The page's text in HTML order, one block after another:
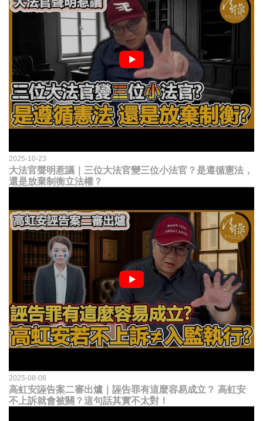
2025-10-23
大法官聲明惹議｜三位大法官變三位小法官？是遵循憲法，
還是放棄制衡立法權？
2025-08-08
高虹安誣告案二審出爐｜誣告罪有這麼容易成立？ 高虹安
不上訴就會被關？這句話其實不太對！